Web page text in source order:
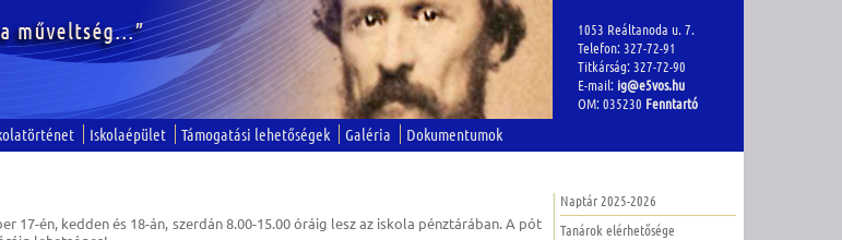
1053 Reáltanoda u. 7.
Telefon: 327-72-91
Titkárság: 327-72-90
E-mail: ig@e5vos.hu
OM: 035230 Fenntartó
Iskolaépület Támogatási lehetőségek Galéria Dokumentumok
17-én, kedden és 18-án, szerdán 8.00-15.00 óráig lesz az iskola pénztárában. A pót
Naptár 2025-2026
Tanárok elérhetősége